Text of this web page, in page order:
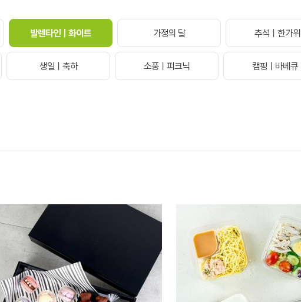
발렌타인ㅣ화이트 가정의 달 추석ㅣ한가위
생일ㅣ축하 소풍ㅣ피크닉 캠핑ㅣ바베큐